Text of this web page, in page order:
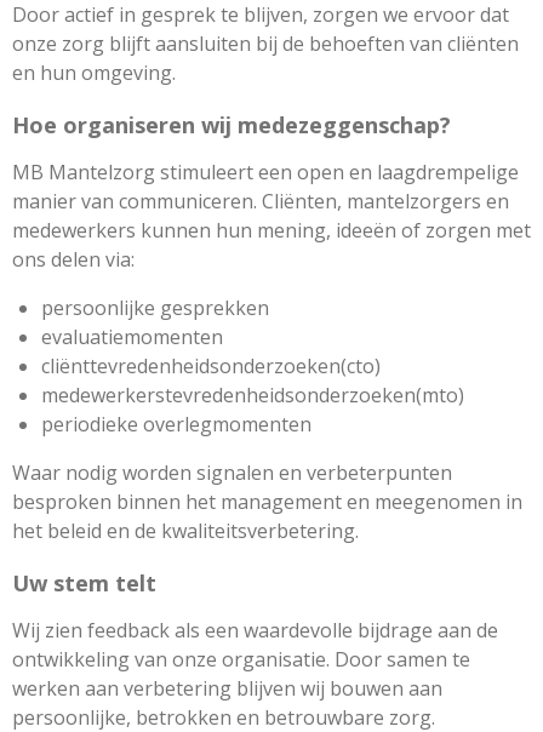
Door actief in gesprek te blijven, zorgen we ervoor dat
onze zorg blijft aansluiten bij de behoeften van cliënten
en hun omgeving.
Hoe organiseren wij medezeggenschap?
MB Mantelzorg stimuleert een open en laagdrempelige
manier van communiceren. Cliënten, mantelzorgers en
medewerkers kunnen hun mening, ideeën of zorgen met
ons delen via:
persoonlijke gesprekken
evaluatiemomenten
cliënttevredenheidsonderzoeken(cto)
medewerkerstevredenheidsonderzoeken(mto)
periodieke overlegmomenten
Waar nodig worden signalen en verbeterpunten
besproken binnen het management en meegenomen in
het beleid en de kwaliteitsverbetering.
Uw stem telt
Wij zien feedback als een waardevolle bijdrage aan de
ontwikkeling van onze organisatie. Door samen te
werken aan verbetering blijven wij bouwen aan
persoonlijke, betrokken en betrouwbare zorg.